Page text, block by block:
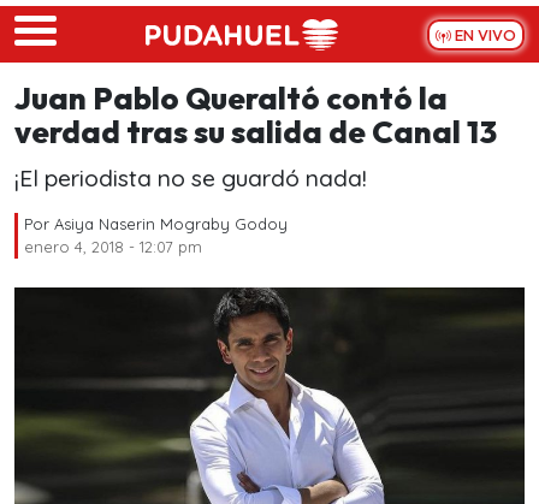
Skip to main content
EN VIVO
Juan Pablo Queraltó contó la
verdad tras su salida de Canal 13
¡El periodista no se guardó nada!
Por Asiya Naserin Mograby Godoy
enero 4, 2018 - 12:07 pm